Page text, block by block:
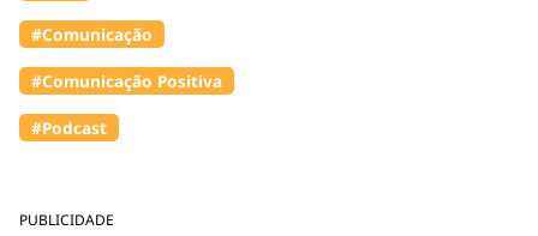
PUBLICIDADE
#Comunicação
#Comunicação Positiva
#Podcast